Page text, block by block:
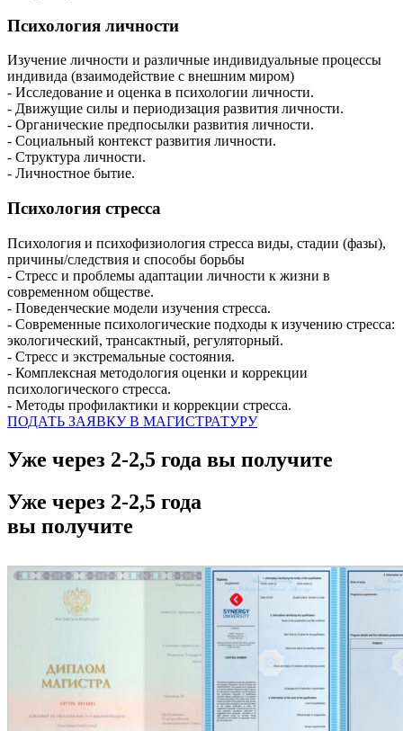
Психология личности
Изучение личности и различные индивидуальные процессы
индивида (взаимодействие с внешним миром)
- Исследование и оценка в психологии личности.
- Движущие силы и периодизация развития личности.
- Органические предпосылки развития личности.
- Социальный контекст развития личности.
- Структура личности.
- Личностное бытие.
Психология стресса
Психология и психофизиология стресса виды, стадии (фазы),
причины/следствия и способы борьбы
- Стресс и проблемы адаптации личности к жизни в
современном обществе.
- Поведенческие модели изучения стресса.
- Современные психологические подходы к изучению стресса:
экологический, трансактный, регуляторный.
- Стресс и экстремальные состояния.
- Комплексная методология оценки и коррекции
психологического стресса.
- Методы профилактики и коррекции стресса.
ПОДАТЬ ЗАЯВКУ В МАГИСТРАТУРУ
Уже через 2-2,5 года вы получите
Уже через 2-2,5 года
вы получите